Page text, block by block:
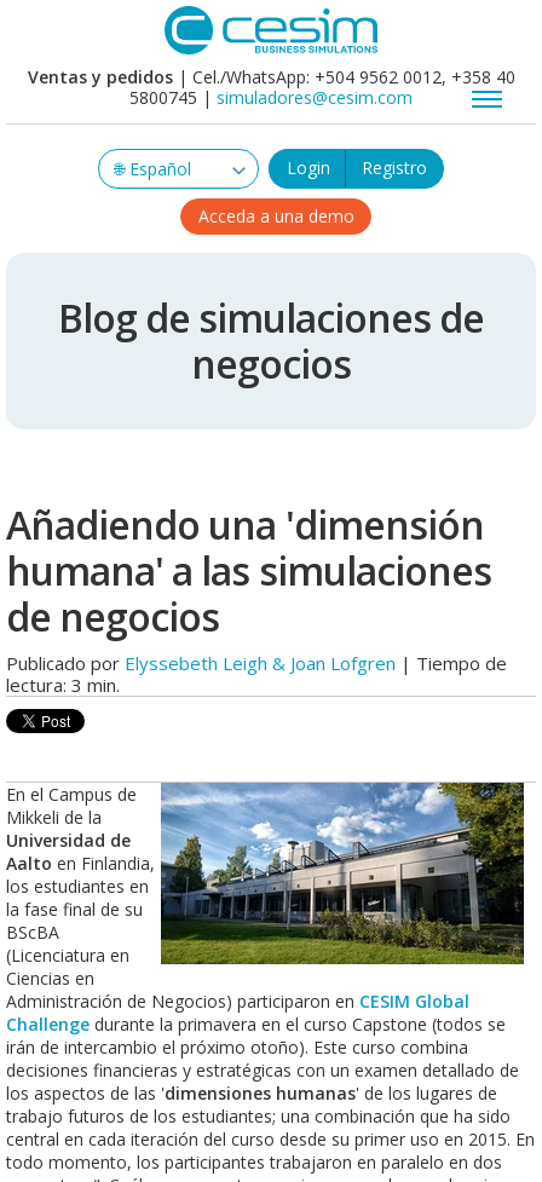
Ventas y pedidos| Cel./WhatsApp: +504 9562 0012, +358 40
5800745 | simuladores@cesim.com
Login Registro
Acceda a una demo
Blog de simulaciones de
negocios
Añadiendo una 'dimensión
humana' a las simulaciones
de negocios
Publicado por Elyssebeth Leigh & Joan Lofgren | Tiempo de
lectura: 3 min.
En el Campus de
Mikkeli de la
Universidad de
Aalto en Finlandia,
los estudiantes en
la fase final de su
BScBA
(Licenciatura en
Ciencias en
Administración de Negocios) participaron en CESIM Global
Challenge durante la primavera en el curso Capstone (todos se
irán de intercambio el próximo otoño). Este curso combina
decisiones financieras y estratégicas con un examen detallado de
los aspectos de las 'dimensiones humanas' de los lugares de
trabajo futuros de los estudiantes; una combinación que ha sido
central en cada iteración del curso desde su primer uso en 2015. En
todo momento, los participantes trabajaron en paralelo en dos